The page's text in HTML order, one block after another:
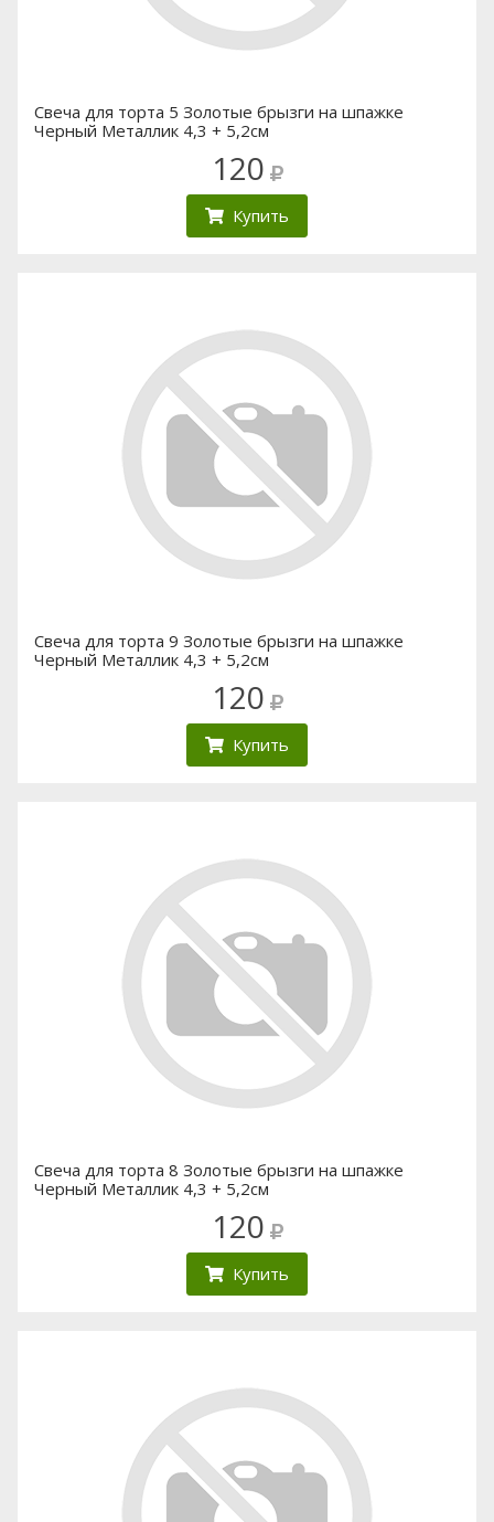
Свеча для торта 5 Золотые брызги на шпажке
Черный Металлик 4,3 + 5,2см
120
Купить
Свеча для торта 9 Золотые брызги на шпажке
Черный Металлик 4,3 + 5,2см
120
Купить
Свеча для торта 8 Золотые брызги на шпажке
Черный Металлик 4,3 + 5,2см
120
Купить